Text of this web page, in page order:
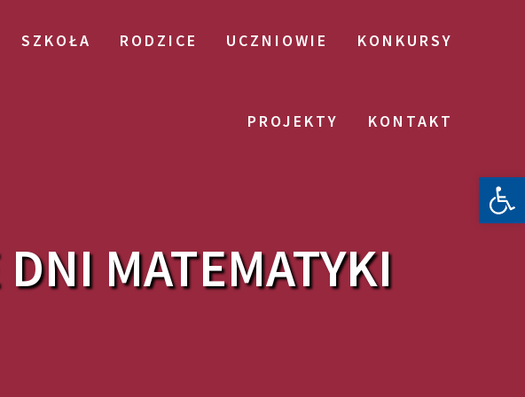
SZKOŁA RODZICE UCZNIOWIE KONKURSY
PROJEKTY KONTAKT
MATEMATYKI